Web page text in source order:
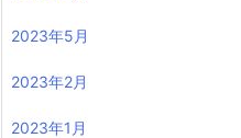
2023年5月
2023年2月
2023年1月